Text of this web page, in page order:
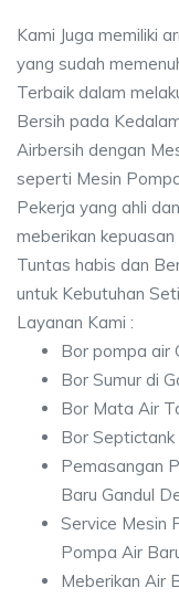
Kami Juga memiliki
yang sudah
Terbaik dalam
Bersih pada
Airbersih dengan
seperti Mesin
Pekerja yang ahli
meberikan
Tuntas habis dan
untuk Kebutuhan
Layanan Kami :
Bor pompa air
Bor Sumur di
Bor Mata Air
Bor
Pemasangan
Baru Gandul
Service Mesin
Pompa Air
Meberikan Air